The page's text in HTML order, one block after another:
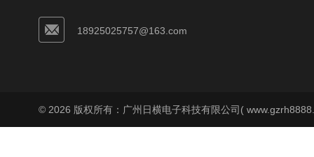
18925025757@163.com
© 2026 版权所有：广州日横电子科技有限公司(